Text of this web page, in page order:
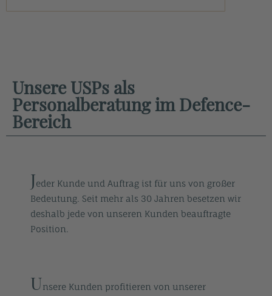
Unsere USPs als
Personalberatung im Defence-
Bereich
Jeder Kunde und Auftrag ist für uns von großer
Bedeutung. Seit mehr als 30 Jahren besetzen wir
deshalb jede von unseren Kunden beauftragte
Position.
Unsere Kunden profitieren von unserer